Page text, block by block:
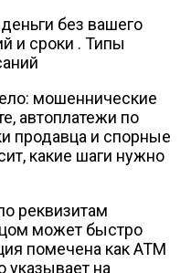
мошеннические
автоплатежи по
продавца и спорные
какие шаги нужно
реквизитам
может быстро
помечена как ATM
указывает на